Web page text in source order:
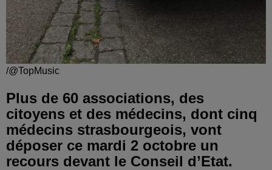
/@TopMusic
Plus de 60 associations, des
citoyens et des médecins, dont cinq
médecins strasbourgeois, vont
déposer ce mardi 2 octobre un
recours devant le Conseil d’Etat.